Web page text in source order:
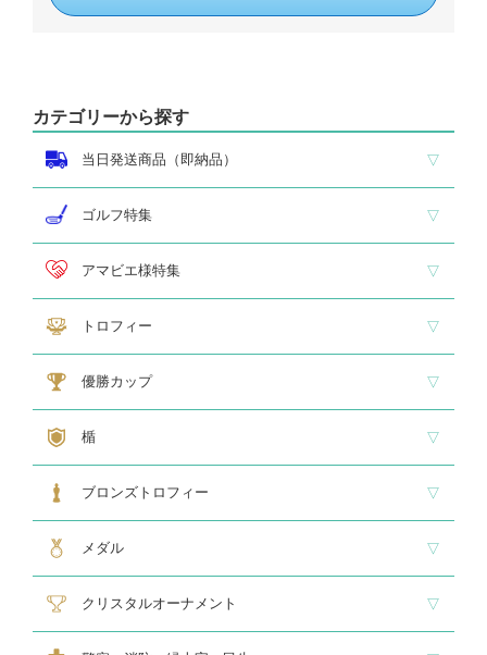
カテゴリーから探す
当日発送商品（即納品）
即納品 トロフィー
即納品 優勝カップ
即納品 クリスタル
即納品 特価品
ゴルフ特集
ホールインワン
ゴルフ専用カップ
ゴルフ専用ブロンズ
ゴルフ専用クリスタル
アマビエ様特集
アマビエ木札
アマビエボールチェーンキーホルダー
アマビエトロフィー
トロフィー
大型トロフィー
中型トロフィー１
中型トロフィー２
小型トロフィー
メダル交換式トロフィー
ペナント優勝カップ
大型・高級カップ
レリーフ交換式カップ
スタンダードカップ
デザインカップ
ゴルフ専用カップ
オニックスカップ
ガラスカップ
カラーカップ
ゴールドカップ
プラスチックカップ
ペナント
楯
スタンダード楯１
スタンダード楯２
スタンダード楯３
ゴルフ・野球・サッカー
その他スポーツ、文化系専用楯
メダル・レリーフ交換式楯
ハローキティ楯
ブロンズトロフィー
スタンダードブロンズ
各種専用ブロンズ
ゴルフ専用ブロンズ
メダル・レリーフ交換式ブロンズ
ハローキティブロンズ
メダル
スタンダードメダル
大きなメダル(70mmφ～)
レリーフ式勲章型メダル
オリジナルメダル
メダルケース
クリスタルオーナメント